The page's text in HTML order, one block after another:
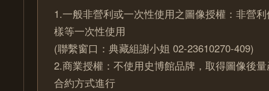
1.一般非營利或一次性使用之圖像授權：非營
樣等一次性使用
(聯繫窗口：典藏組謝小姐 02-23610270-409)
2.商業授權：不使用史博館品牌，取得圖像後
合約方式進行